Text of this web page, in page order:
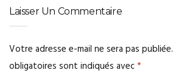
Laisser Un Commentaire
Votre adresse e-mail ne sera pas publiée.
obligatoires sont indiqués avec*